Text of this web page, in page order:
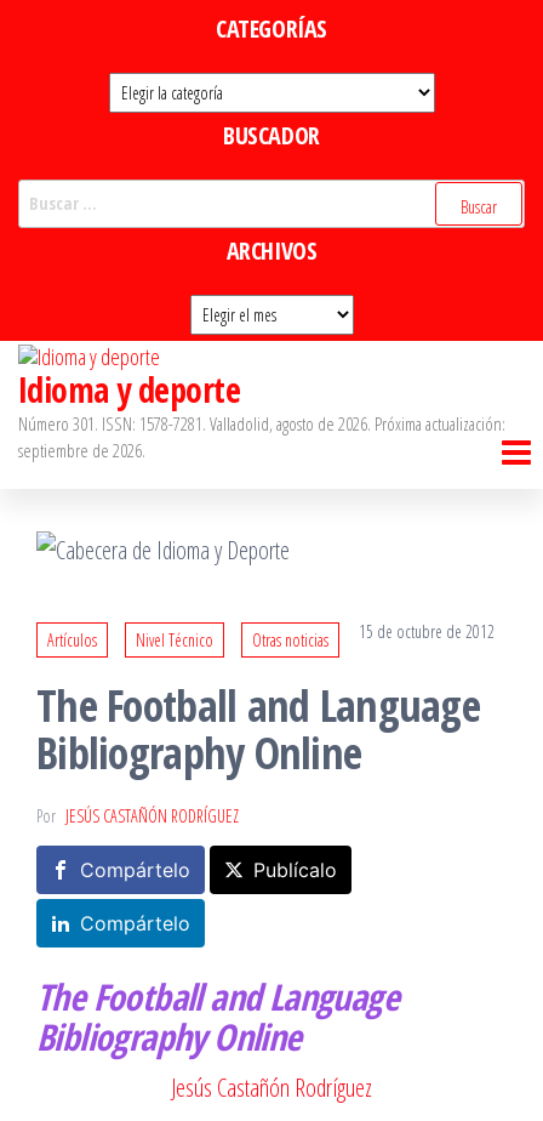
CATEGORÍAS
Categorías
BUSCADOR
ARCHIVOS
Archivos
Idioma y deporte
Número 301. ISSN: 1578-7281. Valladolid, agosto de 2026. Próxima actualización:
septiembre de 2026.
Artículos Nivel Técnico Otras noticias 15 de octubre de 2012
The Football and Language
Bibliography Online
Por JESÚS CASTAÑÓN RODRÍGUEZ
Compártelo Publícalo
Compártelo
The Football and Language
Bibliography Online
Jesús Castañón Rodríguez